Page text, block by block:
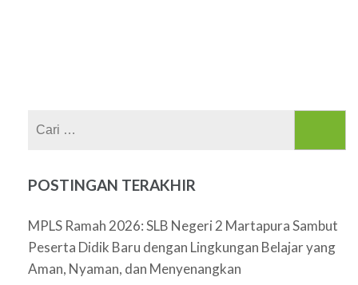
POSTINGAN TERAKHIR
MPLS Ramah 2026: SLB Negeri 2 Martapura Sambut
Peserta Didik Baru dengan Lingkungan Belajar yang
Aman, Nyaman, dan Menyenangkan